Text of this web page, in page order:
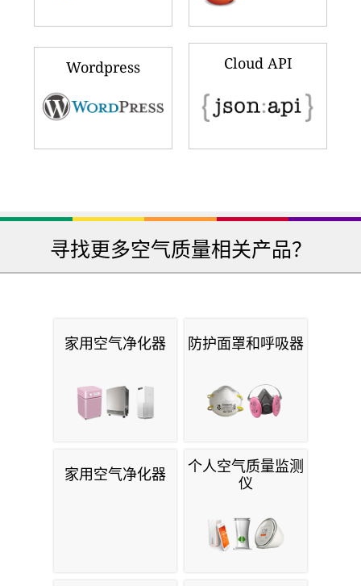
Wordpress Cloud API
寻找更多空气质量相关产品？
家用空气净化器 防护面罩和呼吸器
家用空气净化器
个人空气质量监测
仪